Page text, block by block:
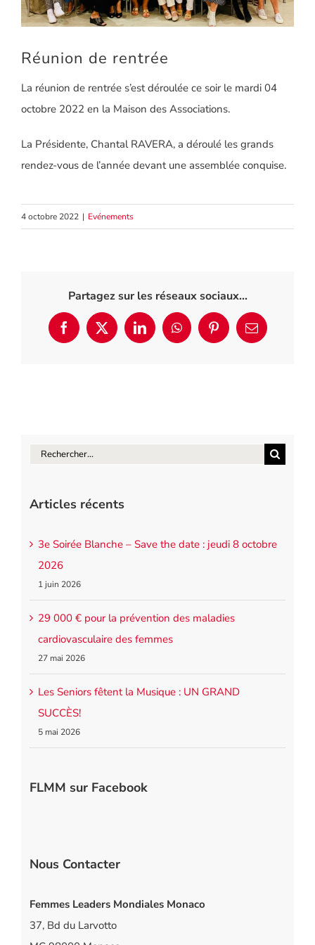
Réunion de rentrée
La réunion de rentrée s’est déroulée ce soir le mardi 04
octobre 2022 en la Maison des Associations.
La Présidente, Chantal RAVERA, a déroulé les grands
rendez-vous de l’année devant une assemblée conquise.
4 octobre 2022 | Evénements
Partagez sur les réseaux sociaux...
Facebook
X LinkedInWhatsAppPinterestEmail
Rechercher:
Articles récents
3e Soirée Blanche – Save the date : jeudi 8 octobre
2026
1 juin 2026
29 000 € pour la prévention des maladies
cardiovasculaire des femmes
27 mai 2026
Les Seniors fêtent la Musique : UN GRAND
SUCCÈS!
5 mai 2026
FLMM sur Facebook
Nous Contacter
Femmes Leaders Mondiales Monaco
37, Bd du Larvotto